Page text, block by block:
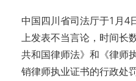
中国四川省司法厅于1月4
上发表不当言论，时间长
共和国律师法》和《律师
销律师执业证书的行政处